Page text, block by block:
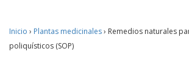
Inicio › Plantas medicinales› Remedios naturales
poliquísticos (SOP)